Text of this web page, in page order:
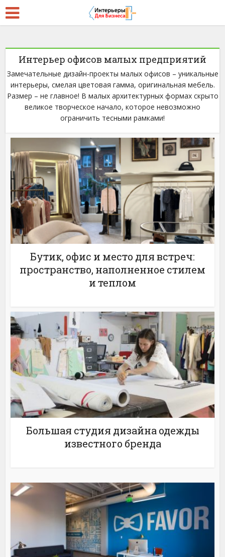
Интерьер офисов малых предприятий
Замечательные дизайн-проекты малых офисов – уникальные
интерьеры, смелая цветовая гамма, оригинальная мебель.
Размер – не главное! В малых архитектурных формах скрыто
великое творческое начало, которое невозможно
ограничить тесными рамками!
Бутик, офис и место для встреч:
пространство, наполненное стилем
и теплом
Большая студия дизайна одежды
известного бренда